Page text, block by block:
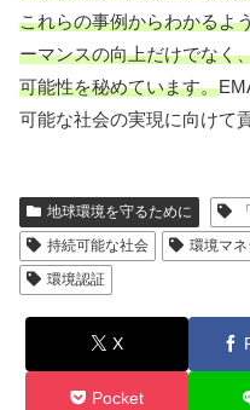
これらの事例からわかるよ
ーマンスの向上だけでなく
可能性を秘めています。
可能な社会の実現に向けて
地球環境を守るために
持続可能な社会
環境マ
環境認証
X
Pocket